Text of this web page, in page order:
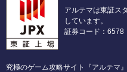
アルテマは東証ス
しています。
証券コード：6578
究極のゲーム攻略サイト『アルテマ』